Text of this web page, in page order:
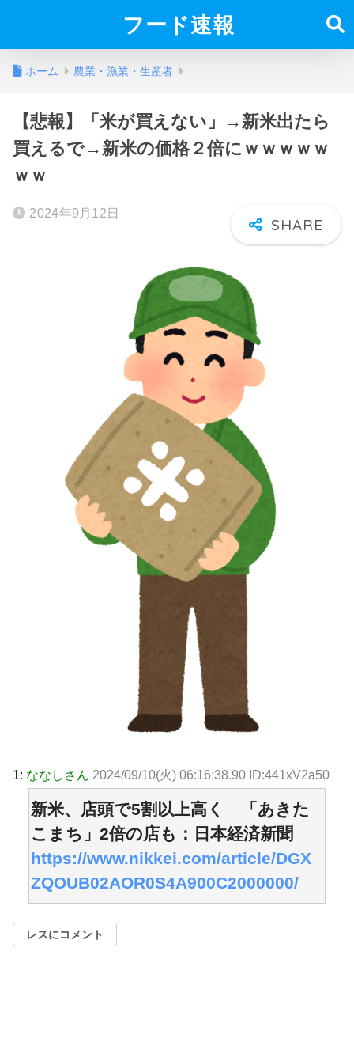
フード速報
ホーム 農業・漁業・生産者
【悲報】「米が買えない」→新米出たら
買えるで→新米の価格２倍にｗｗｗｗｗ
ｗｗ
2024年9月12日
1: ななしさん 2024/09/10(火) 06:16:38.90 ID:441xV2a50
新米、店頭で5割以上高く 「あきた
こまち」2倍の店も：日本経済新聞
https://www.nikkei.com/article/DGX
ZQOUB02AOR0S4A900C2000000/
レスにコメント